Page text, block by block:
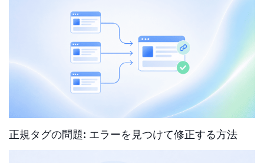
正規タグの問題: エラーを見つけて修正する方法